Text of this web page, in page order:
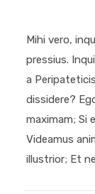
Mihi vero,
pressius.
a
dissidere?
maximam; Si
Videamus
illustrior; Et